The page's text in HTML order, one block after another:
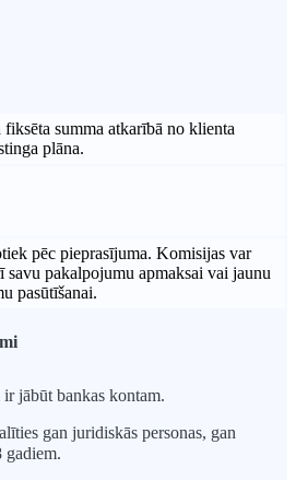
summa atkarībā no klienta
plāna.
pēc pieprasījuma. Komisijas var
savu pakalpojumu apmaksai vai jaunu
pasūtīšanai.
jābūt bankas kontam.
gan juridiskās personas, gan
gadiem.